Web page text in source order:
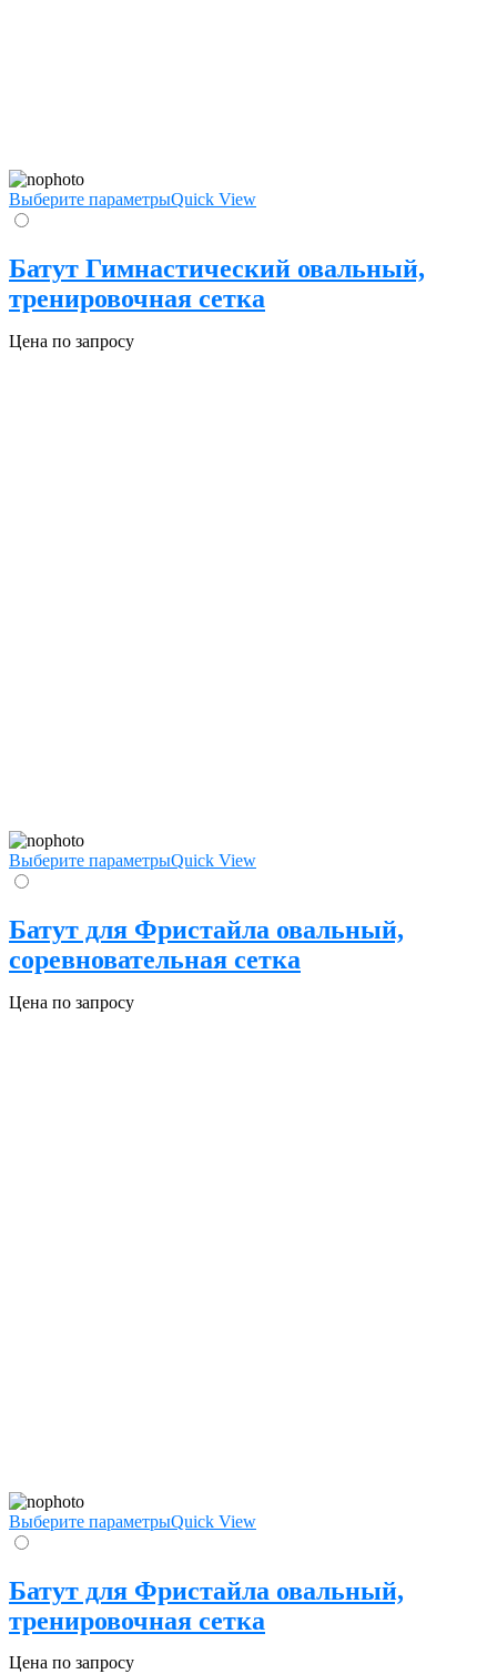
Выберите параметрыQuick View
Батут Гимнастический овальный,
тренировочная сетка
Цена по запросу
Выберите параметрыQuick View
Батут для Фристайла овальный,
соревновательная сетка
Цена по запросу
Выберите параметрыQuick View
Батут для Фристайла овальный,
тренировочная сетка
Цена по запросу